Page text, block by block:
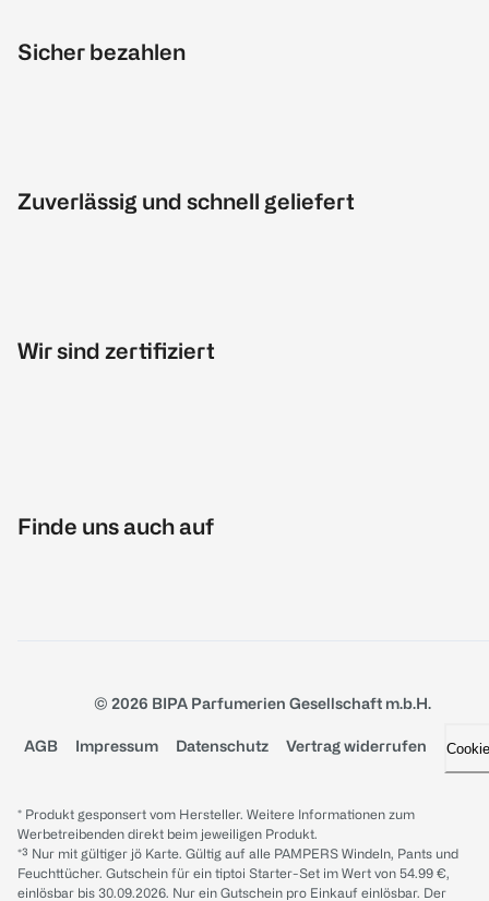
Sicher bezahlen
Zuverlässig und schnell geliefert
Wir sind zertifiziert
Finde uns auch auf
© 2026 BIPA Parfumerien Gesellschaft m.b.H.
AGB Impressum Datenschutz Vertrag widerrufen
* Produkt gesponsert vom Hersteller. Weitere Informationen zum
Werbetreibenden direkt beim jeweiligen Produkt.
*³ Nur mit gültiger jö Karte. Gültig auf alle PAMPERS Windeln, Pants und
Feuchttücher. Gutschein für ein tiptoi Starter-Set im Wert von 54.99 €,
einlösbar bis 30.09.2026. Nur ein Gutschein pro Einkauf einlösbar. Der